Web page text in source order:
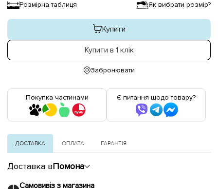
Розмірна таблиця Як вибрати розмір?
Купити
Купити в 1 клік
Забронювати
Покупка частинами Є питання щодо товару?
ДОСТАВКА ОПЛАТА ГАРАНТІЯ
Доставка вПомона
Самовивіз з магазина